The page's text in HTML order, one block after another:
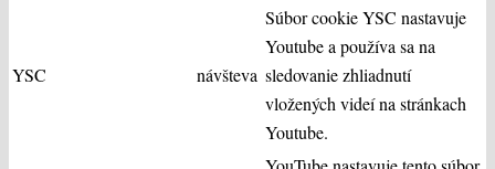
YSC návšteva
Súbor cookie YSC nastavuje
Youtube a používa sa na
sledovanie zhliadnutí
vložených videí na stránkach
Youtube.